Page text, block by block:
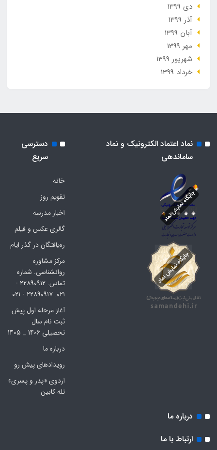
دی 1399
آذر 1399
آبان 1399
مهر 1399
شهریور 1399
خرداد 1399
نماد اعتماد الکترونیک و نماد
ساماندهی
دسترسی
سریع
خانه
تقویم روز
اخبار مدرسه
گالری عکس و فیلم
ره‌یافتگان در گذر ایام
مرکز مشاوره
روانشناسی. شماره
تماس. ۲۲۸۹۰۹۱۲ -
۰۲۱. ۲۲۸۹۰۹۱۷ - ۰۲۱
آغاز مرحله اول پیش
ثبت نام سال
تحصیلی 1406 _ 1405
درباره ما
رویدادهای پیش رو
اردوی «پدر و پسری»
تله کابین
درباره ما
ارتباط با ما